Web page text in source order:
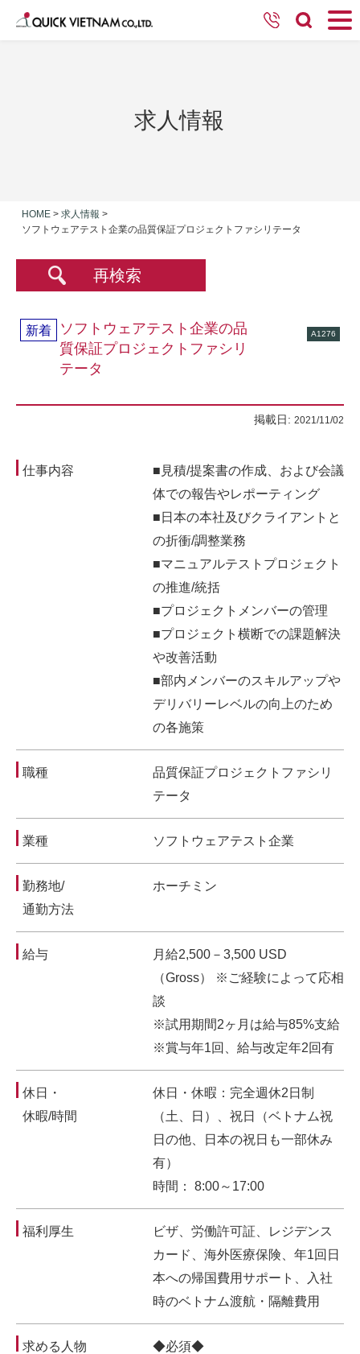
求人情報
HOME > 求人情報 >
ソフトウェアテスト企業の品質保証プロジェクトファシリテータ
再検索
新着
ソフトウェアテスト企業の品
質保証プロジェクトファシリ
テータ
A1276
掲載日: 2021/11/02
仕事内容
■見積/提案書の作成、および会議
体での報告やレポーティング
■日本の本社及びクライアントと
の折衝/調整業務
■マニュアルテストプロジェクト
の推進/統括
■プロジェクトメンバーの管理
■プロジェクト横断での課題解決
や改善活動
■部内メンバーのスキルアップや
デリバリーレベルの向上のため
の各施策
職種
品質保証プロジェクトファシリ
テータ
業種 ソフトウェアテスト企業
勤務地/
通勤方法
ホーチミン
給与
月給2,500－3,500 USD
（Gross） ※ご経験によって応相
談
※試用期間2ヶ月は給与85%支給
※賞与年1回、給与改定年2回有
休日・
休暇/時間
休日・休暇：完全週休2日制
（土、日）、祝日（ベトナム祝
日の他、日本の祝日も一部休み
有）
時間： 8:00～17:00
福利厚生
ビザ、労働許可証、レジデンス
カード、海外医療保険、年1回日
本への帰国費用サポート、入社
時のベトナム渡航・隔離費用
求める人物
◆必須◆